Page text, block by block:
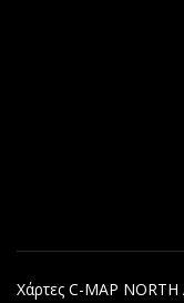
Χάρτες C-MAP